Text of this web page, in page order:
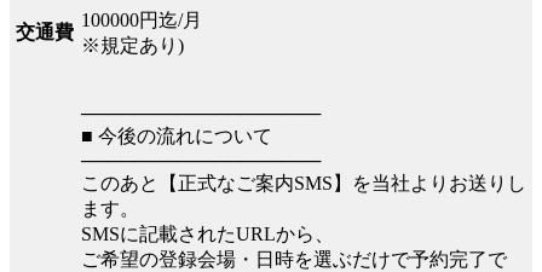
交通費
100000円迄/月
※規定あり)
──────────────────
■ 今後の流れについて
──────────────────
このあと【正式なご案内SMS】を当社よりお送りし
ます。
SMSに記載されたURLから、
ご希望の登録会場・日時を選ぶだけで予約完了で